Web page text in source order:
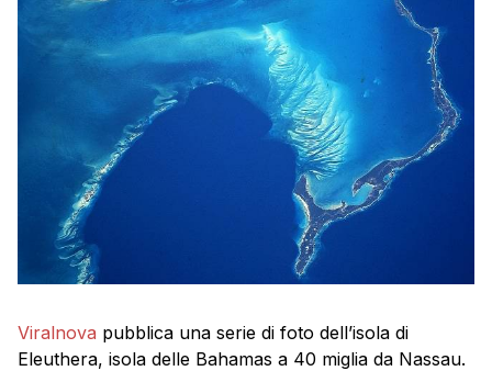
Viralnova pubblica una serie di foto dell’isola di
Eleuthera, isola delle Bahamas a 40 miglia da Nassau.